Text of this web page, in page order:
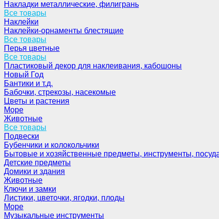
Накладки металлические, филигрань
Все товары
Наклейки
Наклейки-орнаменты блестящие
Все товары
Перья цветные
Все товары
Пластиковый декор для наклеивания, кабошоны
Новый Год
Бантики и т.д.
Бабочки, стрекозы, насекомые
Цветы и растения
Море
Животные
Все товары
Подвески
Бубенчики и колокольчики
Бытовые и хозяйственные предметы, инструменты,
Детские предметы
Домики и здания
Животные
Ключи и замки
Листики, цветочки, ягодки, плоды
Море
Музыкальные инструменты